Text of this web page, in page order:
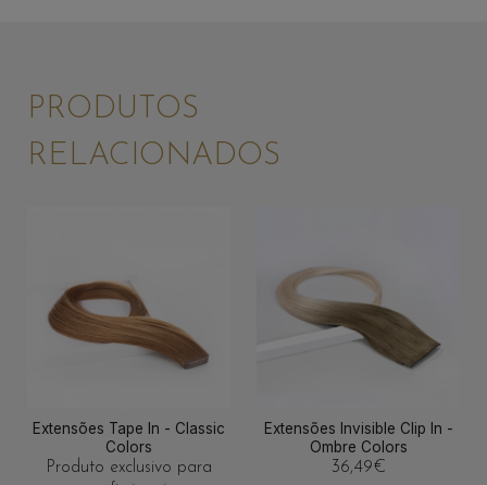
PRODUTOS
RELACIONADOS
Extensões Tape In - Classic
Colors
Produto exclusivo para
Extensões Invisible Clip In -
Ombre Colors
36,49€